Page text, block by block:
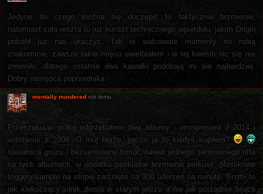
Jedyne do czego można się doczepić to faktycznie brzmienie,
natomiast cała reszta to już kunszt technicznego wpierdolu, jakim Origin
potrafił już nas uraczyć. Tak te walcowate momenty mi robią
znakomicie, zawsze takie mięso uwielbiałem i w tej kwestii nic się nie
zmieniło, dlatego ostatnie dwa kawałki podobają mi się najbardziej.
Dobry następca poprzednika.
mentally murdered rok temu
Przeszukując półkę odgrzebałem dwa albumy - omnipresent z 2014 i
antithesis z 2008. O muj borze, po co ja to kiedyś kupiłem?
nawałnica gruzu i bezsensowny łomot, nawet jednego sensownego riffa
na tych albumach, w dodatku paskudne brzmienie perkusji, plastikowe
triggery/sample na stopie zarżnięte na 300 uderzeń na minutę. Brzmi to
jak klekoczący silnik diesla w starym jelczu a nie jak porządnie bijąca